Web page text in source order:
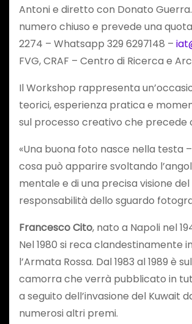
Antoni e diretto con Donato Guerra.
numero chiuso e prevede una
2274 – Whatsapp 329 6297148 –
FVG, CRAF – Centro di Ricerca e
Il Workshop rappresenta
teorici, esperienza pratica e
sul processo creativo che precede
«Una buona foto nasce nella testa
cosa può apparire svoltando
mentale e di una precisa visione
responsabilità dello sguardo
Francesco Cito, nato a Napoli nel
Nel 1980 si reca clandestinamente
l’Armata Rossa. Dal 1983 al 1989
camorra che verrà pubblicato in
a seguito dell’invasione del Kuwait
numerosi altri premi.